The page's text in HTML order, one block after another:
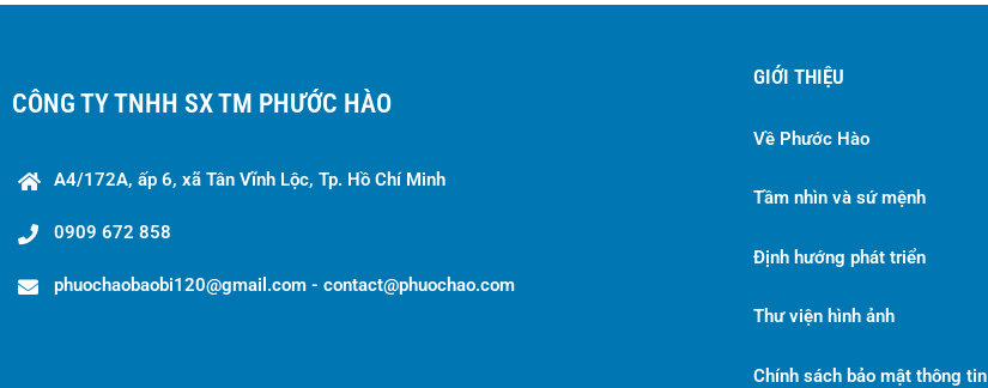
CÔNG TY TNHH SX TM PHƯỚC HÀO
A4/172A, ấp 6, xã Tân Vĩnh Lộc, Tp. Hồ Chí Minh
0909 672 858
phuochaobaobi120@gmail.com - contact@phuochao.com
GIỚI THIỆU
Về Phước Hào
Tầm nhìn và sứ mệnh
Định hướng phát triển
Thư viện hình ảnh
Chính sách bảo mật thông tin